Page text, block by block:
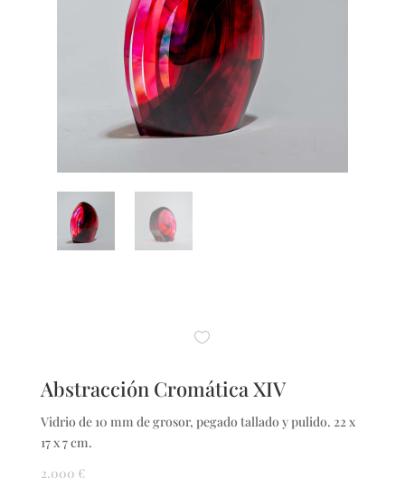
Abstracción Cromática XIV
Vidrio de 10 mm de grosor, pegado tallado y pulido. 22 x
17 x 7 cm.
2.000 €